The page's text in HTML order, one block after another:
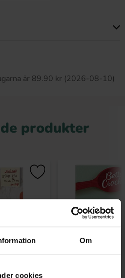
Om
cookies
är 89.90 kr (2026-08-10)
produkter